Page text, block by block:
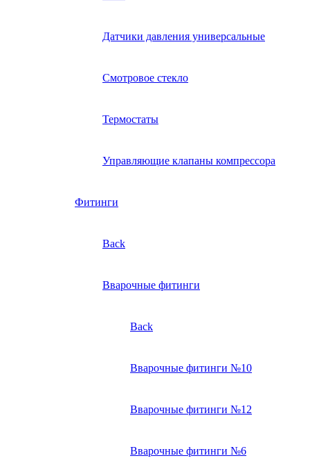
Датчики давления универсальные
Смотровое стекло
Термостаты
Управляющие клапаны компрессора
Фитинги
Back
Вварочные фитинги
Back
Вварочные фитинги №10
Вварочные фитинги №12
Вварочные фитинги №6